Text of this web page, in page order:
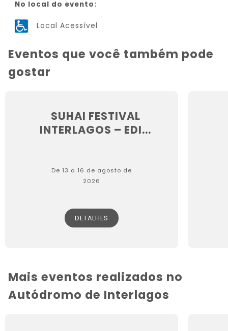
No local do evento:
Local Acessível
Eventos que você também pode
gostar
SUHAI FESTIVAL
INTERLAGOS – EDI...
De 13 a 16 de agosto de
2026
DETALHES
Mais eventos realizados no
Autódromo de Interlagos